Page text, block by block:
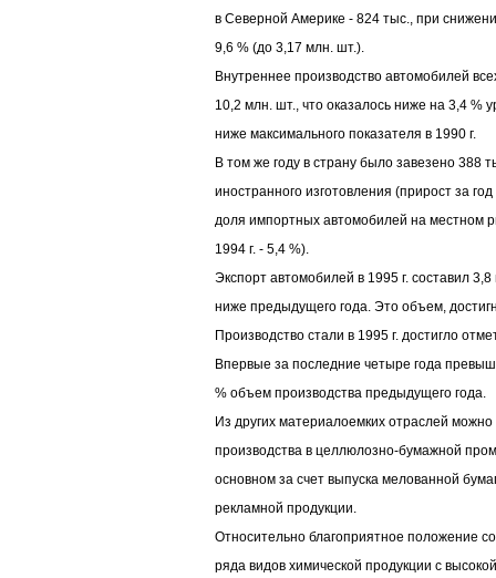
в Северной Америке - 824 тыс., при
9,6 % (до 3,17 млн. шт.).
Внутреннее производство автомобилей
10,2 млн. шт., что оказалось ниже на 3,4 %
ниже максимального показателя в 1990 г.
В том же году в страну было завезено 388
иностранного изготовления (прирост за
доля импортных автомобилей на местном
1994 г. - 5,4 %).
Экспорт автомобилей в 1995 г. составил
ниже предыдущего года. Это объем,
Производство стали в 1995 г. достигло
Впервые за последние четыре года
% объем производства предыдущего года.
Из других материалоемких отраслей
производства в целлюлозно-бумажной
основном за счет выпуска мелованной
рекламной продукции.
Относительно благоприятное положение
ряда видов химической продукции с